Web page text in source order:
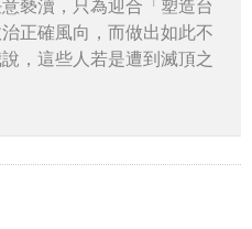
褻瀆，只為迎合「塑造台
正確風向，而做出如此不
，這些人若是遭到滅頂之